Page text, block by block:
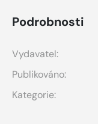
Podrobnosti
Vydavatel:
Publikováno:
Kategorie: